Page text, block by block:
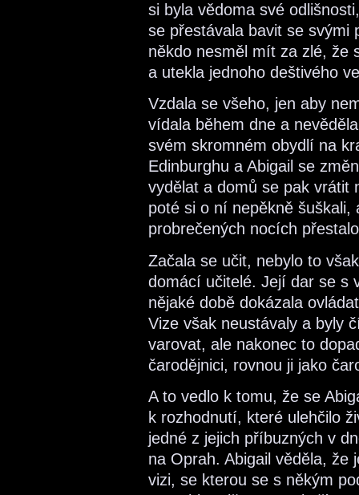
si byla vědoma své
se přestávala bavit se svými
někdo nesměl mít za zlé, že
a utekla jednoho deštivého
Vzdala se všeho, jen aby
vídala během dne a
svém skromném obydlí na
Edinburghu a Abigail se
vydělat a domů se pak vrátit
poté si o ní nepěkně šuškali,
probrečených nocích
Začala se učit, nebylo to
domácí učitelé. Její dar se s
nějaké době dokázala
Vize však neustávaly a byly
varovat, ale nakonec to
čarodějnici, rovnou ji jako
A to vedlo k tomu, že se
k rozhodnutí, které ulehčilo
jedné z jejich příbuzných v
na Oprah. Abigail věděla,
vizi, se kterou se s někým